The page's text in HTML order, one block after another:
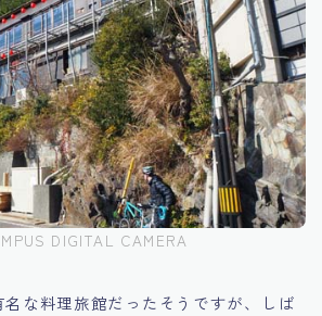
DIGITAL CAMERA
な料理旅館だったそうですが、しば